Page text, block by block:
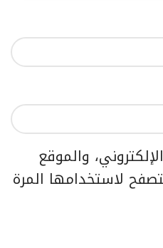
والموقع
لاستخدامها المرة